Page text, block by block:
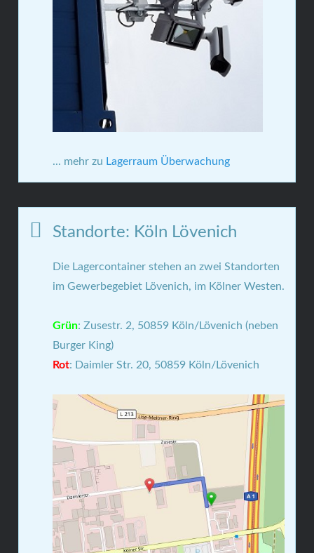
... mehr zu Lagerraum Überwachung
Standorte: Köln Lövenich
Die Lagercontainer stehen an zwei Standorten
im Gewerbegebiet Lövenich, im Kölner Westen.
Grün: Zusestr. 2, 50859 Köln/Lövenich (neben
Burger King)
Rot: Daimler Str. 20, 50859 Köln/Lövenich